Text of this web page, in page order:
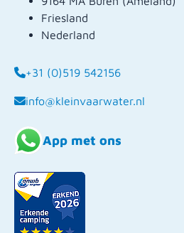
Friesland
Nederland
+31 (0)519 542156
info@kleinvaarwater.nl
App met ons